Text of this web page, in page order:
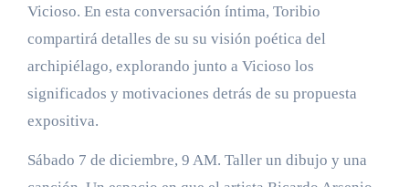
Vicioso. En esta conversación íntima, Toribio
compartirá detalles de su su visión poética del
archipiélago, explorando junto a Vicioso los
significados y motivaciones detrás de su propuesta
expositiva.
Sábado 7 de diciembre, 9 AM. Taller un dibujo y una